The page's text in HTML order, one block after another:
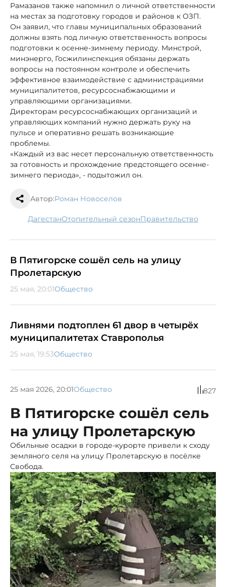
Рамазанов также напомнил о личной ответственности
на местах за подготовку городов и районов к ОЗП.
Он заявил, что главы муниципальных образований
должны взять под личную ответственность вопросы
подготовки к осенне-зимнему периоду. Минстрой,
минэнерго, Госжилинспекция обязаны держать
вопросы на постоянном контроле и обеспечить
эффективное взаимодействие с администрациями
муниципалитетов, ресурсоснабжающими и
управляющими организациями.
Директорам ресурсоснабжающих организаций и
управляющих компаний нужно держать руку на
пульсе и оперативно решать возникающие
проблемы.
«Каждый из вас несет персональную ответственность
за готовность и прохождение предстоящего осенне-
зимнего периода», - подытожил он.
Автор:Роман Новоселов
Дагестан отопительный сезон правительство
В Пятигорске сошёл сель на улицу
Пролетарскую
25 мая, 20:01Общество
Ливнями подтоплен 61 двор в четырёх
муниципалитетах Ставрополья
25 мая, 19:53Общество
25 мая 2026, 20:01Общество 827
В Пятигорске сошёл сель
на улицу Пролетарскую
Обильные осадки в городе-курорте привели к сходу
земляного селя на улицу Пролетарскую в посёлке
Свобода.